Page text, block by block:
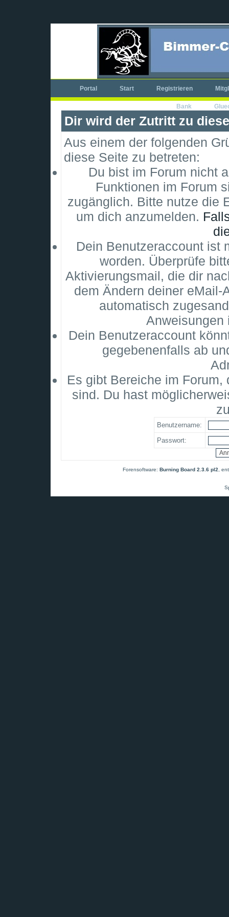
Portal Start Registrieren
Bank
Dir wird der Zutritt zu
Aus einem der folgenden
diese Seite zu betreten:
Du bist im Forum nicht
Funktionen im Forum
zugänglich. Bitte nutze die
um dich anzumelden.
Dein Benutzeraccount ist
worden. Überprüfe
Aktivierungsmail, die dir
dem Ändern deiner eMail-
automatisch
Anweisungen
Dein Benutzeraccount
gegebenenfalls ab
Es gibt Bereiche im
sind. Du hast
Benutzername:
Passwort:
Forensoftware: Burning Board 2.3.6 pl2 ,